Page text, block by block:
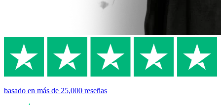
basado en más de 25,000 reseñas